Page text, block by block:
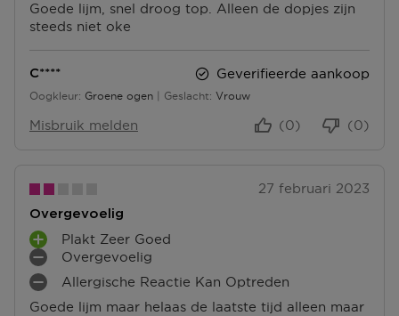
Goede lijm, snel droog top. Alleen de dopjes zijn
steeds niet oke
U
S
N
T
N
I
N
N
T
N
C****
Oogkleur Groene ogen Geslacht Vrouw
Geverifieerde aankoop
Misbruik melden (0)
(0)
27 februari 2023
Overgevoelig
Goede lijm maar helaas de laatste tijd alleen maar
P
L
U
S
Plakt Zeer Goed
M
I
N
Overgevoelig
M
I
Allergische Reactie Kan Optreden